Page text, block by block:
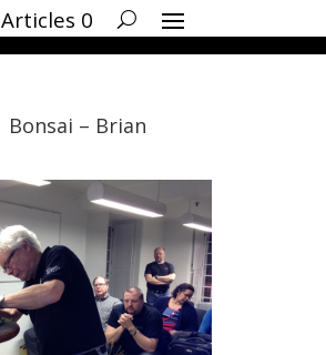
Articles 0
Bonsai – Brian